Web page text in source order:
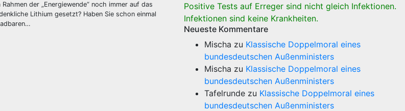
der „Energiewende“ noch immer auf das
Lithium gesetzt? Haben Sie schon einmal
Positive Tests auf Erreger sind nicht gleich Infektionen.
Infektionen sind keine Krankheiten.
Neueste Kommentare
Mischa zu Klassische Doppelmoral eines
bundesdeutschen Außenministers
Mischa zu Klassische Doppelmoral eines
bundesdeutschen Außenministers
Tafelrunde zu Klassische Doppelmoral eines
bundesdeutschen Außenministers